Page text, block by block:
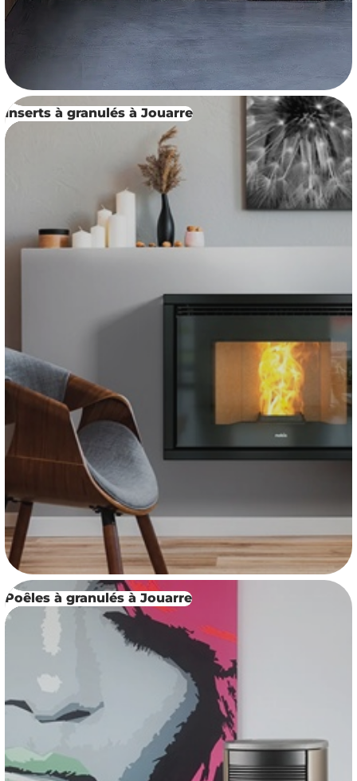
Inserts à granulés à Jouarre
Poêles à granulés à Jouarre